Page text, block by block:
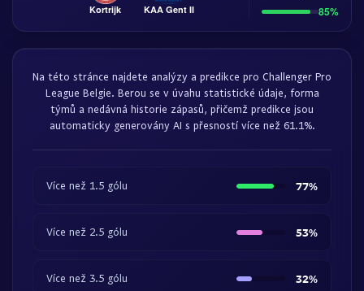
Kortrijk KAA Gent II 85%
Na této stránce najdete analýzy a predikce pro Challenger Pro
League Belgie. Berou se v úvahu statistické údaje, forma
týmů a nedávná historie zápasů, přičemž predikce jsou
automaticky generovány AI s přesností více než 61.1%.
Více než 1.5 gólu 77%
Více než 2.5 gólu 53%
Více než 3.5 gólu 32%